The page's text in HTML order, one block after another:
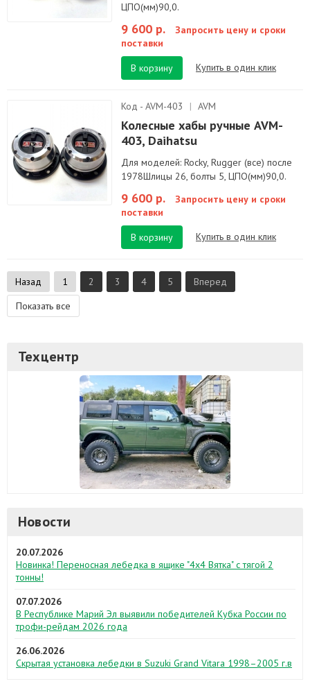
ЦПО(мм)90,0.
9 600 р.
Запросить цену и сроки
поставки
В корзину
Купить в один клик
Код - AVM-403 | AVM
Колесные хабы ручные AVM-
403, Daihatsu
Для моделей: Rocky, Rugger (все) после
1978Шлицы 26, болты 5, ЦПО(мм)90,0.
9 600 р.
Запросить цену и сроки
поставки
В корзину
Купить в один клик
Назад 1 2 3 4 5
Вперед
Показать все
Техцентр
Новости
20.07.2026
Новинка! Переносная лебедка в ящике "4х4 Вятка" с тягой 2
тонны!
07.07.2026
В Республике Марий Эл выявили победителей Кубка России по
трофи-рейдам 2026 года
26.06.2026
Скрытая установка лебедки в Suzuki Grand Vitara 1998–2005 г.в